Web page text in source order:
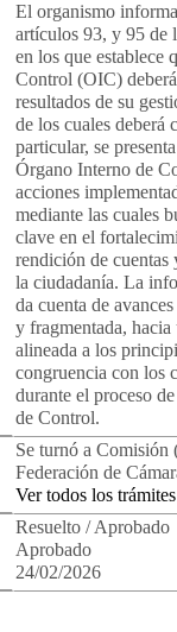
El organismo
artículos 93, y 95 de
en los que establece
Control (OIC)
resultados de su
de los cuales deberá
particular, se
Órgano Interno de
acciones
mediante las cuales
clave en el
rendición de
la ciudadanía. La
da cuenta de
y fragmentada,
alineada a los
congruencia con los
durante el proceso
de Control.
Se turnó a
Federación de
Ver todos los trámites
Resuelto / Aprobado
Aprobado
24/02/2026